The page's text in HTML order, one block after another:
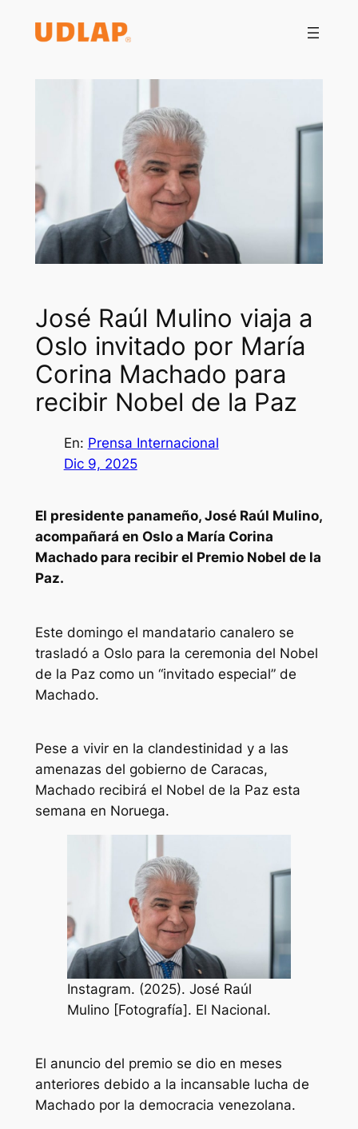
José Raúl Mulino viaja a
Oslo invitado por María
Corina Machado para
recibir Nobel de la Paz
En: Prensa Internacional
Dic 9, 2025
El presidente panameño, José Raúl Mulino,
acompañará en Oslo a María Corina
Machado para recibir el Premio Nobel de la
Paz.
Este domingo el mandatario canalero se
trasladó a Oslo para la ceremonia del Nobel
de la Paz como un “invitado especial” de
Machado.
Pese a vivir en la clandestinidad y a las
amenazas del gobierno de Caracas,
Machado recibirá el Nobel de la Paz esta
semana en Noruega.
Instagram. (2025). José Raúl
Mulino [Fotografía]. El Nacional.
El anuncio del premio se dio en meses
anteriores debido a la incansable lucha de
Machado por la democracia venezolana.